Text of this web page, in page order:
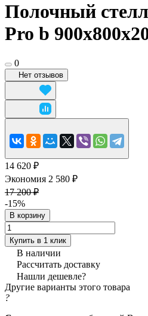
Полочный
Pro b
0
Нет отзывов
14 620 ₽
Экономия 2 580 ₽
17 200 ₽
-15%
В корзину
Купить в 1 клик
В наличии
Рассчитать доставку
Нашли дешевле?
Другие варианты этого товара
?